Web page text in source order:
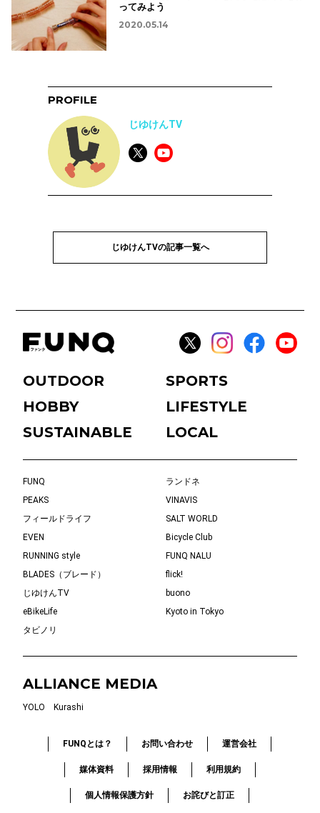
ってみよう
2020.05.14
PROFILE
じゆけんTV
じゆけんTVの記事一覧へ
OUTDOOR
SPORTS
HOBBY
LIFESTYLE
SUSTAINABLE
LOCAL
FUNQ
ランドネ
PEAKS
VINAVIS
フィールドライフ
SALT WORLD
EVEN
Bicycle Club
RUNNING style
FUNQ NALU
BLADES（ブレード）
flick!
じゆけんTV
buono
eBikeLife
Kyoto in Tokyo
タビノリ
ALLIANCE MEDIA
YOLO Kurashi
FUNQとは？ お問い合わせ 運営会社
媒体資料 採用情報 利用規約
個人情報保護方針 お詫びと訂正